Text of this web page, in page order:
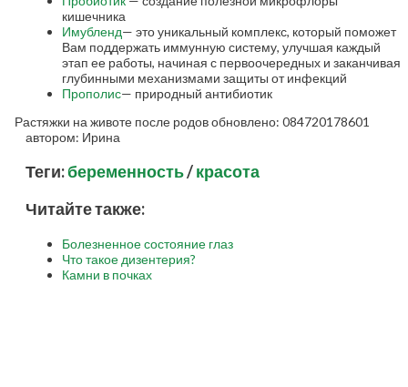
кишечника
Имубленд— это уникальный комплекс, который поможет
Вам поддержать иммунную систему, улучшая каждый
этап ее работы, начиная с первоочередных и заканчивая
глубинными механизмами защиты от инфекций
Прополис— природный антибиотик
Растяжки на животе после родовобновлено: 084720178601
автором: Ирина
Теги:беременность/красота
Читайте также:
Болезненное состояние глаз
Что такое дизентерия?
Камни в почках